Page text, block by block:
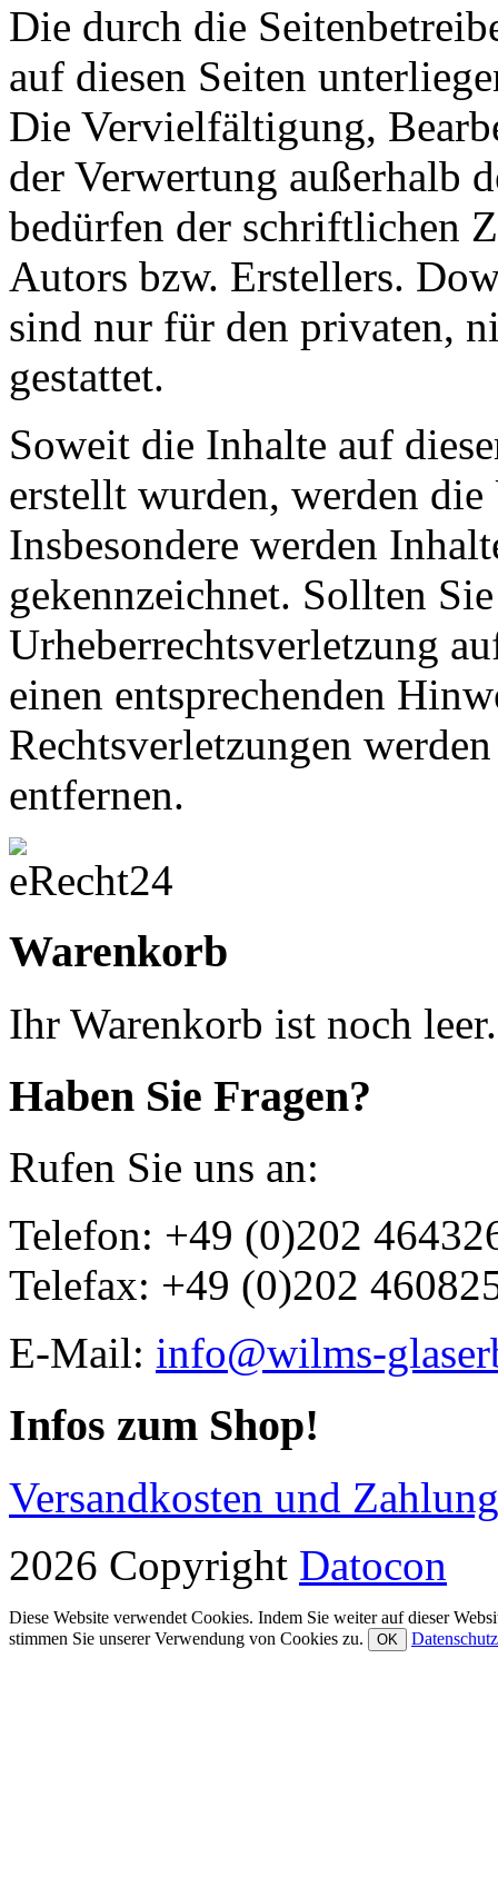
Die durch die
auf diesen Seiten
Die Vervielfältigung,
der Verwertung außerhalb
bedürfen der schriftlichen
Autors bzw. Erstellers.
sind nur für den privaten,
gestattet.
Soweit die Inhalte auf
erstellt wurden, werden
Insbesondere werden
gekennzeichnet. Sollten
Urheberrechtsverletzung
einen entsprechenden
Rechtsverletzungen
entfernen.
Warenkorb
Ihr Warenkorb ist noch leer.
Haben Sie Fragen?
Rufen Sie uns an:
Telefon: +49 (0)202
Telefax: +49 (0)202
E-Mail: info@wilms-
Infos zum Shop!
Versandkosten und
2026 Copyright Datocon
Diese Website verwendet Cookies. Indem Sie weiter auf dieser
stimmen Sie unserer Verwendung von Cookies zu.
OK